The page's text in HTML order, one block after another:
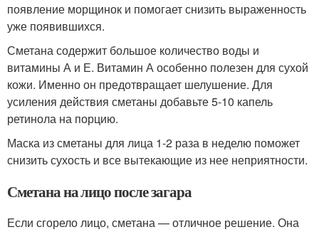
появление морщинок и помогает снизить выраженность
уже появившихся.
Сметана содержит большое количество воды и
витамины А и Е. Витамин А особенно полезен для сухой
кожи. Именно он предотвращает шелушение. Для
усиления действия сметаны добавьте 5-10 капель
ретинола на порцию.
Маска из сметаны для лица 1-2 раза в неделю поможет
снизить сухость и все вытекающие из нее неприятности.
Сметана на лицо после загара
Если сгорело лицо, сметана — отличное решение. Она